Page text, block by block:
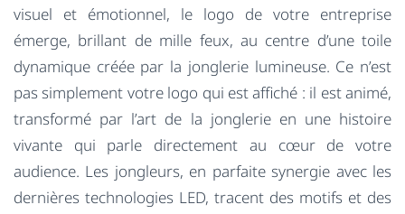
visuel et émotionnel, le logo de votre entreprise
émerge, brillant de mille feux, au centre d’une toile
dynamique créée par la jonglerie lumineuse. Ce n’est
pas simplement votre logo qui est affiché : il est animé,
transformé par l’art de la jonglerie en une histoire
vivante qui parle directement au cœur de votre
audience. Les jongleurs, en parfaite synergie avec les
dernières technologies LED, tracent des motifs et des